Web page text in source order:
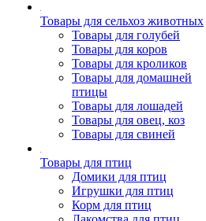
Товары для сельхоз животных
Товары для голубей
Товары для коров
Товары для кроликов
Товары для домашней
птицы
Товары для лошадей
Товары для овец, коз
Товары для свиней
Товары для птиц
Домики для птиц
Игрушки для птиц
Корм для птиц